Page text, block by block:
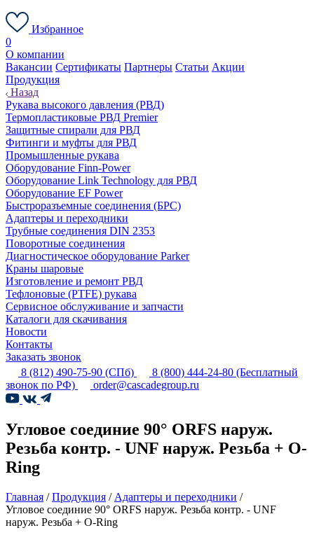
Избранное
0
О компании
Вакансии Сертификаты Партнеры Статьи Акции
Продукция
Назад
Рукава высокого давления (РВД)
Термопластиковые РВД Premier
Защитные спирали для РВД
Фитинги и муфты для РВД
Промышленные рукава
Оборудование Finn-Power
Оборудование Link Technology для РВД
Оборудование EF Power
Быстроразъемные соединения (БРС)
Адаптеры и переходники
Трубные соединения DIN 2353
Поворотные соединения
Диагностическое оборудование Parker
Краны шаровые
Изготовление и ремонт РВД
Тефлоновые (PTFE) рукава
Сервисное обслуживание и запчасти
Каталоги для скачивания
Новости
Контакты
Заказать звонок
8 (812) 490-75-90 (СПб) 8 (800) 444-24-80 (Бесплатный
звонок по РФ)
order@cascadegroup.ru
Угловое соединие 90° ORFS наруж.
Резьба контр. - UNF наруж. Резьба + O-
Ring
Главная /Продукция / Адаптеры и переходники /
Угловое соединие 90° ORFS наруж. Резьба контр. - UNF
наруж. Резьба + O-Ring